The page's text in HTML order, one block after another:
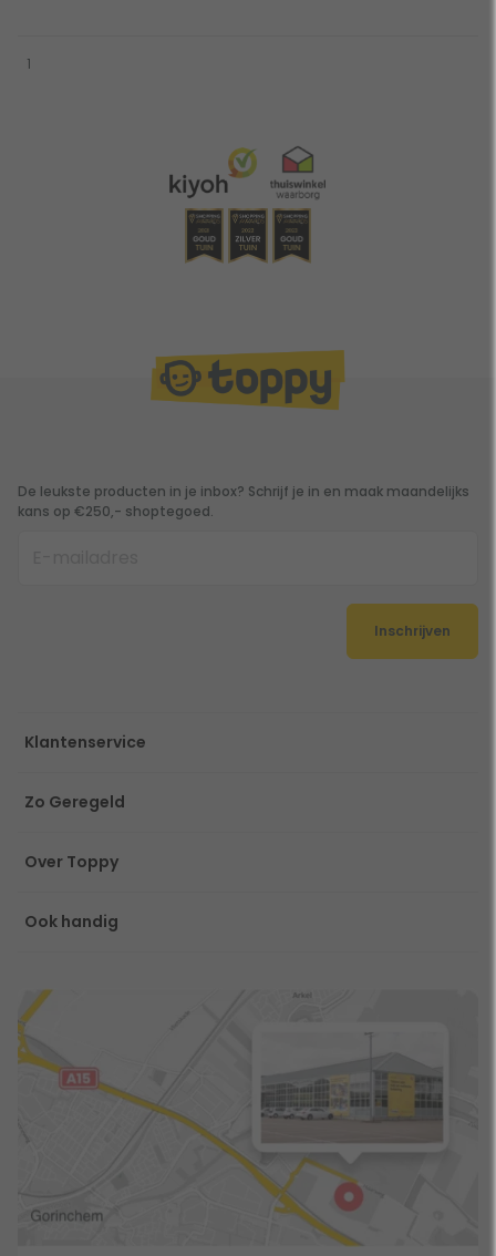
1
De leukste producten in je inbox? Schrijf je in en maak maandelijks
kans op €250,- shoptegoed.
Inschrijven
Klantenservice
Zo Geregeld
Over Toppy
Ook handig